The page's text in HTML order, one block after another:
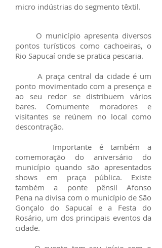
micro indústrias do segmento têxtil.
O município apresenta diversos
pontos turísticos como cachoeiras, o
Rio Sapucaí onde se pratica pescaria.
A praça central da cidade é um
ponto movimentado com a presença e
ao seu redor se distribuem vários
bares. Comumente moradores e
visitantes se reúnem no local como
descontração.
Importante é também a
comemoração do aniversário do
município quando são apresentados
shows em praça pública. Existe
também a ponte pênsil Afonso
Pena na divisa com o município de São
Gonçalo do Sapucaí e a Festa do
Rosário, um dos principais eventos da
cidade.